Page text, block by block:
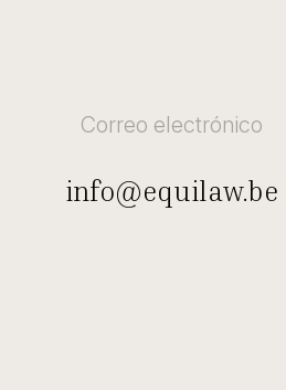
Correo electrónico
info@equilaw.be